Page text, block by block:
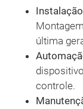
última
controle.